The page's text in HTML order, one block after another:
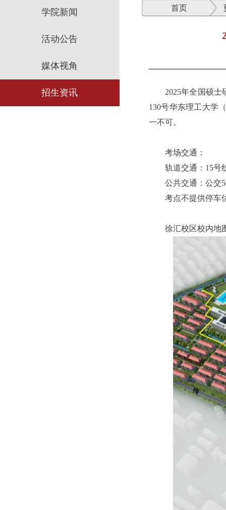
学院新闻
活动公告
媒体视角
招生资讯
首页
2025年全国硕士
130号华东理工大学
一不可。
考场交通：
轨道交通：15号
公共交通：公交
考点不提供停车
徐汇校区校内地